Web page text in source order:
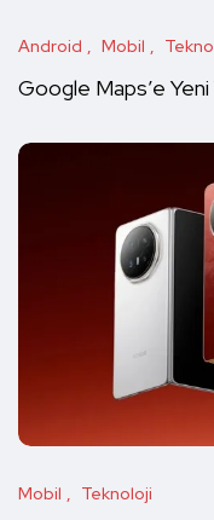
Android Mobil
Google Maps’e
Mobil Teknoloji